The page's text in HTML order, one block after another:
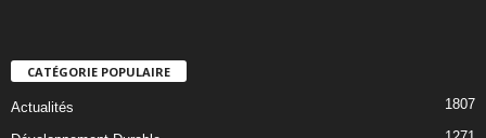
CATÉGORIE POPULAIRE
Actualités 1807